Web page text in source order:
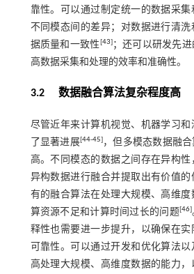
靠性。可以通过制定统一的数据采
不同模态间的差异；对数据进行清
据质量和一致性[43]；还可以研发先
高数据采集和处理的效率和准确性。
3.2 数据融合算法复杂程度高
尽管近年来计算机视觉、机器学习
了显著进展[44-45]，但多模态数据融
高。不同模态的数据之间存在异构
异构数据进行融合并提取出有价值
有的融合算法在处理大规模、高维
算资源不足和计算时间过长的问题[46]
释性也需要进一步提升，以确保在实
可靠性。可以通过开发和优化算法
高处理大规模、高维度数据的能力